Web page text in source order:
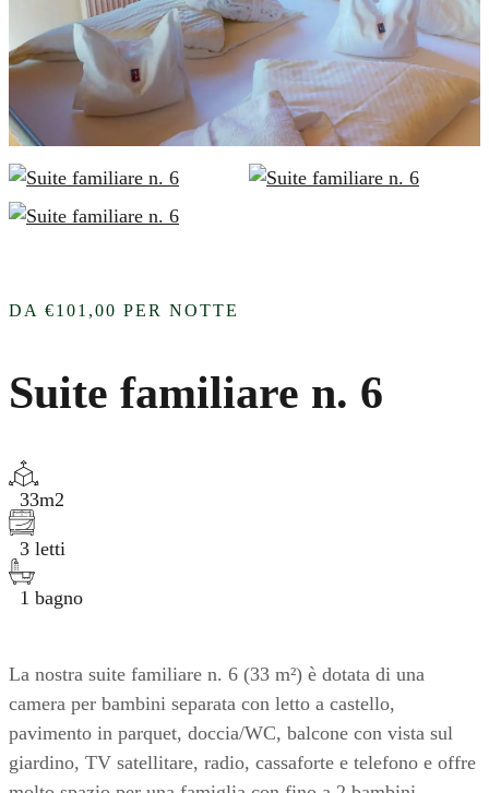
DA €101,00 PER NOTTE
Suite familiare n. 6
33m2
3 letti
1 bagno
La nostra suite familiare n. 6 (33 m²) è dotata di una
camera per bambini separata con letto a castello,
pavimento in parquet, doccia/WC, balcone con vista sul
giardino, TV satellitare, radio, cassaforte e telefono e offre